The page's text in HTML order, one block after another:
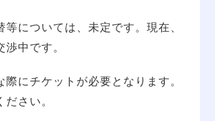
については、未定です。現在、
渉中です。
にチケットが必要となります。
ださい。